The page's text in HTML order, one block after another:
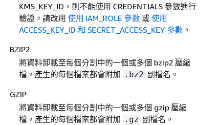
KMS_KEY_ID，則不能使用 CREDENTIALS 參數進行
驗證。請改用 使用 IAM_ROLE 參數或 使用
ACCESS_KEY_ID 和 SECRET_ACCESS_KEY 參數。
BZIP2
將資料卸載至每個分割中的一個或多個 bzip2 壓縮
檔。產生的每個檔案都會附加 .bz2 副檔名。
GZIP
將資料卸載至每個分割中的一個或多個 gzip 壓縮
檔。產生的每個檔案都會附加 .gz 副檔名。